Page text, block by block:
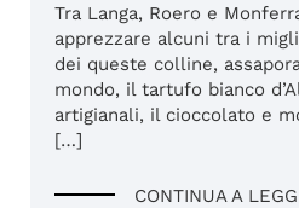
Tra Langa, Roero e
apprezzare alcuni tra i
dei queste colline,
mondo, il tartufo bianco
artigianali, il cioccolato e
[…]
CONTINUA A